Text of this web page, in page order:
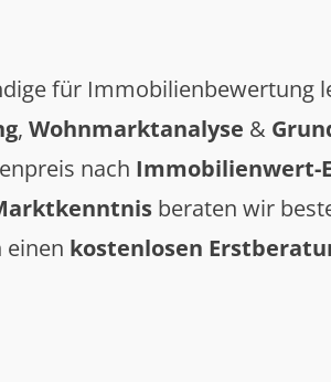
für Immobilienbewertung
, Wohnmarktanalyse &
nach Immobilienwert-
beraten wir
einen kostenlosen